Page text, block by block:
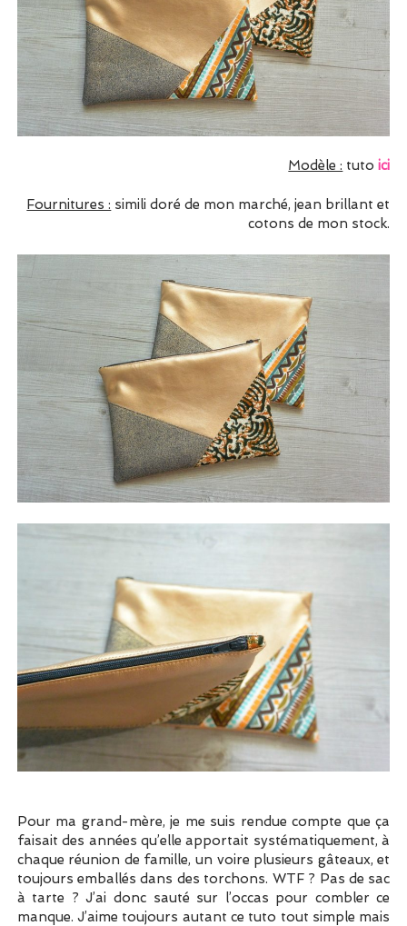
Modèle : tutoici
Fournitures : simili doré de mon marché, jean brillant et
cotons de mon stock.
Pour ma grand-mère, je me suis rendue compte que ça
faisait des années qu’elle apportait systématiquement, à
chaque réunion de famille, un voire plusieurs gâteaux, et
toujours emballés dans des torchons. WTF ? Pas de sac
à tarte ? J’ai donc sauté sur l’occas pour combler ce
manque. J’aime toujours autant ce tuto tout simple mais